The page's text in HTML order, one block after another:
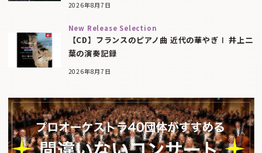
2026年8月7日
New Release Selection
【CD】フランスのピアノ曲 近代の華やぎⅠ 井上二
葉の演奏記録
2026年8月7日